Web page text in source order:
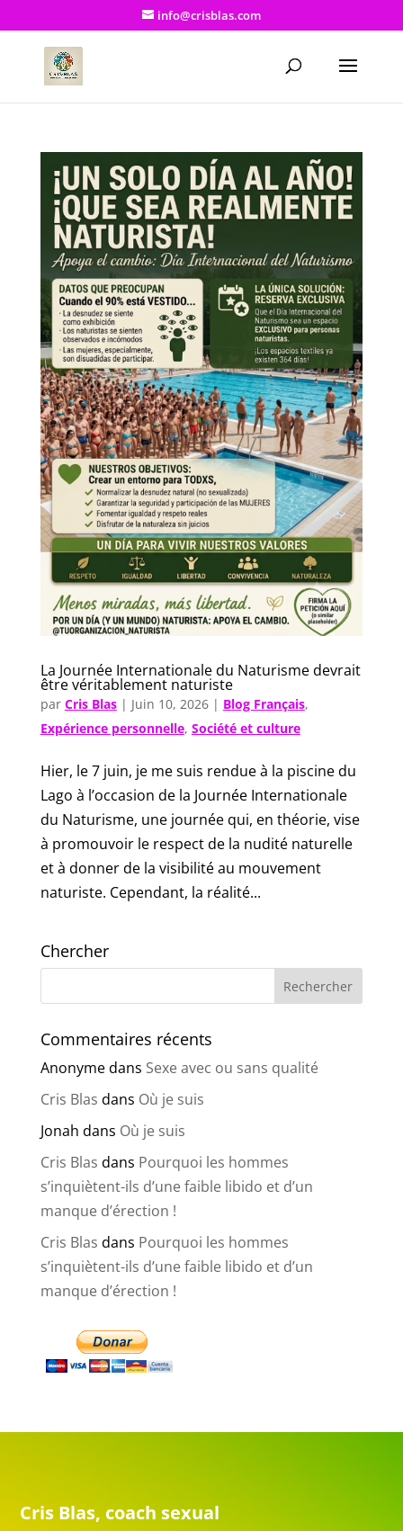
info@crisblas.com
La Journée Internationale du Naturisme devrait
être véritablement naturiste
par Cris Blas| Juin 10, 2026| Blog Français,
Expérience personnelle, Société et culture
Hier, le 7 juin, je me suis rendue à la piscine du
Lago à l’occasion de la Journée Internationale
du Naturisme, une journée qui, en théorie, vise
à promouvoir le respect de la nudité naturelle
et à donner de la visibilité au mouvement
naturiste. Cependant, la réalité...
Chercher
Commentaires récents
Anonymedans Sexe avec ou sans qualité
Cris Blas dans Où je suis
Jonah dans Où je suis
Cris Blas dans Pourquoi les hommes
s’inquiètent-ils d’une faible libido et d’un
manque d’érection !
Cris Blas dans Pourquoi les hommes
s’inquiètent-ils d’une faible libido et d’un
manque d’érection !
Cris Blas, coach sexual